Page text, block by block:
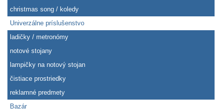
christmas song / koledy
Univerzálne príslušenstvo
ladičky / metronómy
notové stojany
lampičky na notový stojan
čistiace prostriedky
reklamné predmety
Bazár